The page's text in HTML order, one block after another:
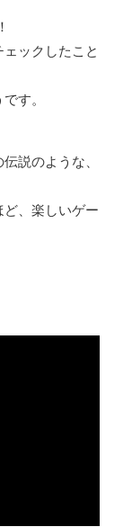
ックしたこと
す。
説のような、
、楽しいゲー